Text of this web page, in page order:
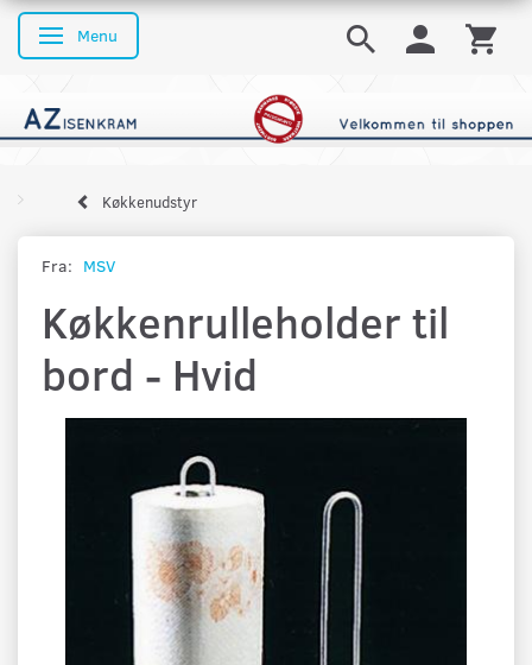
Skifte navigation
Menu
Køkkenudstyr
Fra: MSV
Køkkenrulleholder til
bord - Hvid